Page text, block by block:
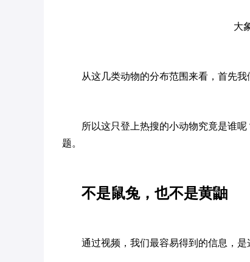
大
从这几类动物的分布范围来看，首先
所以这只登上热搜的小动物究竟是谁
题。
不是鼠兔，也不是黄鼬
通过视频，我们最容易得到的信息，是